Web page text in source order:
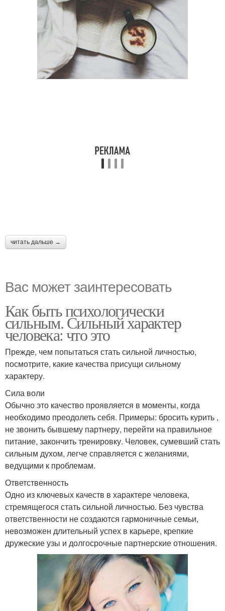
читать дальше →
Вас может заинтересовать
Как быть психологически
сильным. Сильный характер
человека: что это
Прежде, чем попытаться стать сильной личностью,
посмотрите, какие качества присущи сильному
характеру.
Сила воли
Обычно это качество проявляется в моменты, когда
необходимо преодолеть себя. Примеры: бросить курить ,
не звонить бывшему партнеру, перейти на правильное
питание, закончить тренировку. Человек, сумевший стать
сильным духом, легче справляется с желаниями,
ведущими к проблемам.
Ответственность
Одно из ключевых качеств в характере человека,
стремящегося стать сильной личностью. Без чувства
ответственности не создаются гармоничные семьи,
невозможен длительный успех в карьере, крепкие
дружеские узы и долгосрочные партнерские отношения.